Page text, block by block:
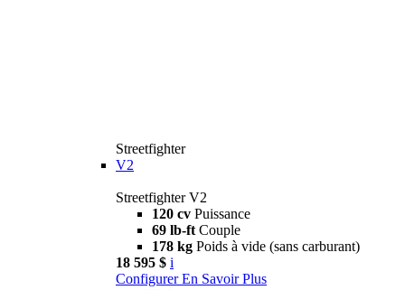
Streetfighter
V2
Streetfighter V2
120 cv Puissance
69 lb-ft Couple
178 kg Poids à vide (sans carburant)
18 595 $ i
Configurer En Savoir Plus